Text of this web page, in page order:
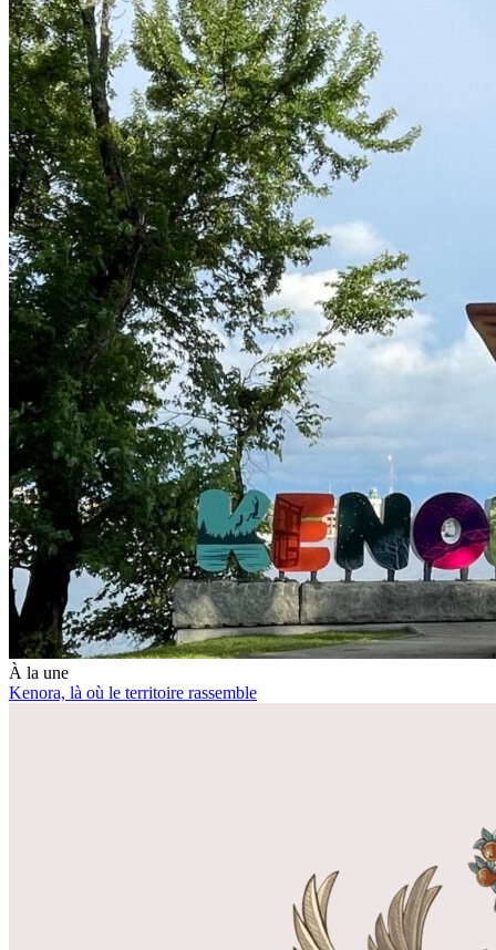
À la une
Kenora, là où le territoire rassemble